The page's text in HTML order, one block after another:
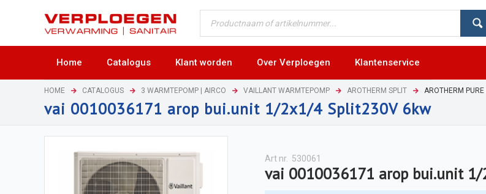
Home Catalogus Klant worden Over Verploegen Klantenservice
HOME CATALOGUS 3 WARMTEPOMP | AIRCO VAILLANT WARMTEPOMP AROTHERM SPLIT AROTHERM
vai 0010036171 arop bui.unit 1/2x1/4 Split230V 6kw
Art nr. 530061
vai 0010036171 arop bui.unit